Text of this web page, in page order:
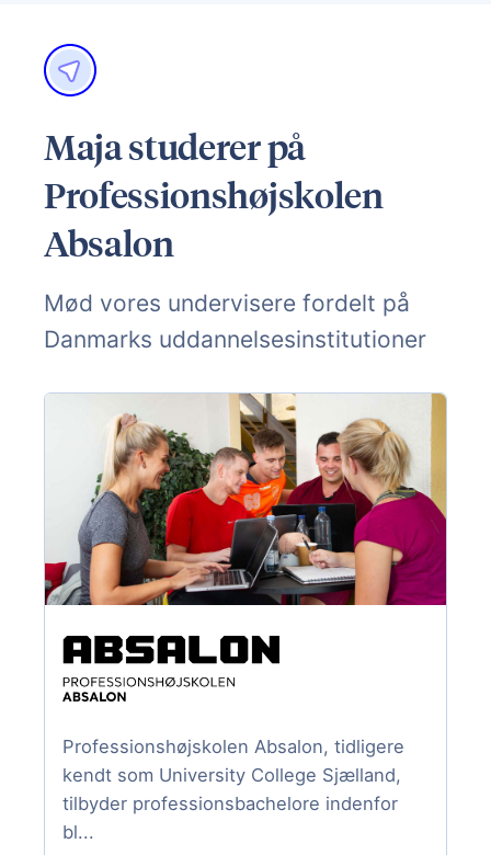
Maja studerer på
Professionshøjskolen
Absalon
Mød vores undervisere fordelt på
Danmarks uddannelsesinstitutioner
Professionshøjskolen Absalon, tidligere
kendt som University College Sjælland,
tilbyder professionsbachelore indenfor
bl...